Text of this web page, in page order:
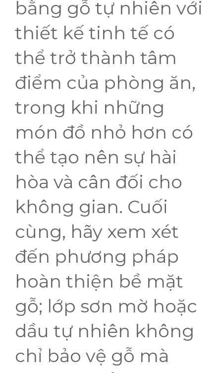
bằng gỗ tự nhiên với
thiết kế tinh tế có
thể trở thành tâm
điểm của phòng ăn,
trong khi những
món đồ nhỏ hơn có
thể tạo nên sự hài
hòa và cân đối cho
không gian. Cuối
cùng, hãy xem xét
đến phương pháp
hoàn thiện bề mặt
gỗ; lớp sơn mờ hoặc
dầu tự nhiên không
chỉ bảo vệ gỗ mà